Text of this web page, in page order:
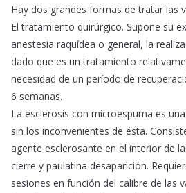
Hay dos grandes formas de tratar las
El tratamiento quirúrgico. Supone su
anestesia raquídea o general, la
dado que es un tratamiento
necesidad de un período de
6 semanas.
La esclerosis con microespuma es
sin los inconvenientes de ésta.
agente esclerosante en el interior de
cierre y paulatina desaparición.
sesiones en función del calibre de las